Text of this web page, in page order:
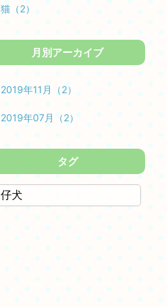
猫（2）
月別アーカイブ
2019年11月（2）
2019年07月（2）
タグ